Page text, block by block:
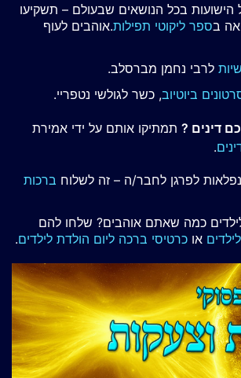
הישועות בכל הנושאים שבעולם – תשקיעו
ספר ליקוטי תפילות.אוהבים לעוף
לרבי נחמן מברסלב.
ביוטיוב, כשר לגולשי נטפריי.
דינים ? תמתיקו אותם על ידי אמירת
.
לפרגן לחבר/ה – זה לשלוח ברכות
כמה שאתם אוהבים? שלחו להם
או כרטיסי ברכה ליום הולדת לילדים.